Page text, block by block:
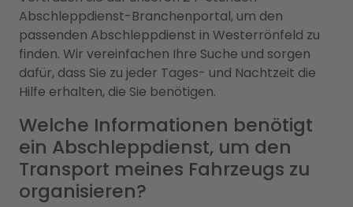
Abschleppdienst-Branchenportal, um den
passenden Abschleppdienst in Westerrönfeld zu
finden. Wir vereinfachen Ihre Suche und sorgen
dafür, dass Sie zu jeder Tages- und Nachtzeit die
Hilfe erhalten, die Sie benötigen.
Welche Informationen benötigt
ein Abschleppdienst, um den
Transport meines Fahrzeugs zu
organisieren?